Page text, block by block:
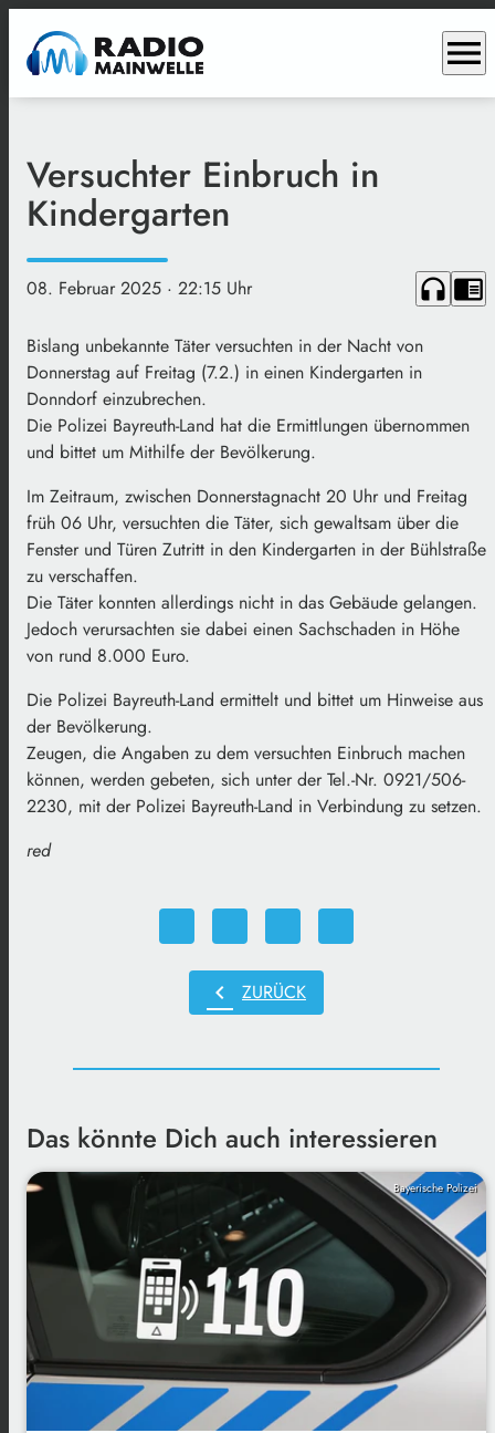
menu
Versuchter Einbruch in
Kindergarten
08. Februar 2025 · 22:15 Uhr headphones chrome_reader_mode
Bislang unbekannte Täter versuchten in der Nacht von
Donnerstag auf Freitag (7.2.) in einen Kindergarten in
Donndorf einzubrechen.
Die Polizei Bayreuth-Land hat die Ermittlungen übernommen
und bittet um Mithilfe der Bevölkerung.
Im Zeitraum, zwischen Donnerstagnacht 20 Uhr und Freitag
früh 06 Uhr, versuchten die Täter, sich gewaltsam über die
Fenster und Türen Zutritt in den Kindergarten in der Bühlstraße
zu verschaffen.
Die Täter konnten allerdings nicht in das Gebäude gelangen.
Jedoch verursachten sie dabei einen Sachschaden in Höhe
von rund 8.000 Euro.
Die Polizei Bayreuth-Land ermittelt und bittet um Hinweise aus
der Bevölkerung.
Zeugen, die Angaben zu dem versuchten Einbruch machen
können, werden gebeten, sich unter der Tel.-Nr. 0921/506-
2230, mit der Polizei Bayreuth-Land in Verbindung zu setzen.
red
chevron_left ZURÜCK
Das könnte Dich auch interessieren
Bayerische Polizei